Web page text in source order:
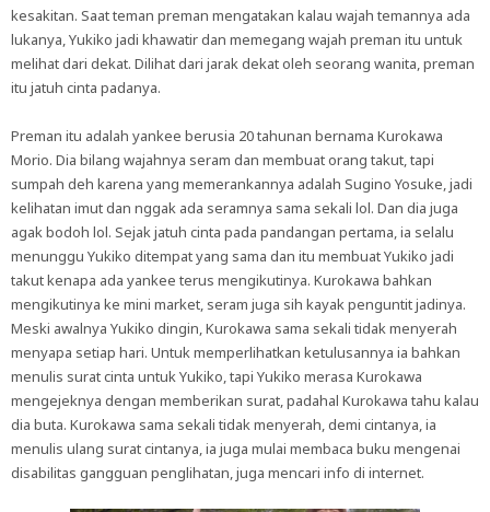
kesakitan. Saat teman preman mengatakan kalau wajah temannya ada
lukanya, Yukiko jadi khawatir dan memegang wajah preman itu untuk
melihat dari dekat. Dilihat dari jarak dekat oleh seorang wanita, preman
itu jatuh cinta padanya.
Preman itu adalah yankee berusia 20 tahunan bernama Kurokawa
Morio. Dia bilang wajahnya seram dan membuat orang takut, tapi
sumpah deh karena yang memerankannya adalah Sugino Yosuke, jadi
kelihatan imut dan nggak ada seramnya sama sekali lol. Dan dia juga
agak bodoh lol. Sejak jatuh cinta pada pandangan pertama, ia selalu
menunggu Yukiko ditempat yang sama dan itu membuat Yukiko jadi
takut kenapa ada yankee terus mengikutinya. Kurokawa bahkan
mengikutinya ke mini market, seram juga sih kayak penguntit jadinya.
Meski awalnya Yukiko dingin, Kurokawa sama sekali tidak menyerah
menyapa setiap hari. Untuk memperlihatkan ketulusannya ia bahkan
menulis surat cinta untuk Yukiko, tapi Yukiko merasa Kurokawa
mengejeknya dengan memberikan surat, padahal Kurokawa tahu kalau
dia buta. Kurokawa sama sekali tidak menyerah, demi cintanya, ia
menulis ulang surat cintanya, ia juga mulai membaca buku mengenai
disabilitas gangguan penglihatan, juga mencari info di internet.